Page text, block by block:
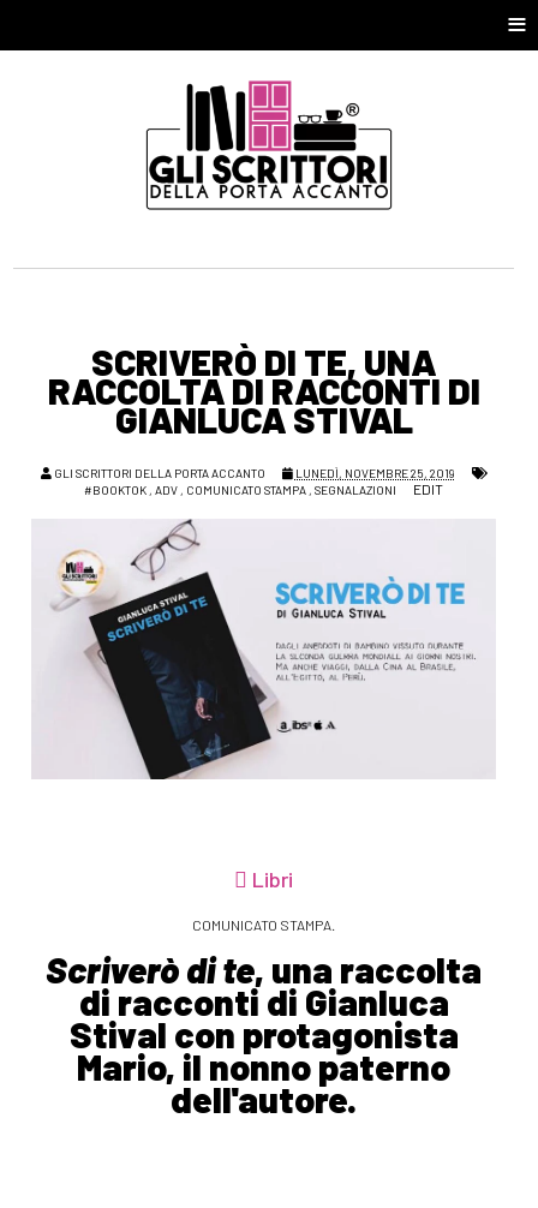
≡
SCRIVERÒ DI TE, UNA
RACCOLTA DI RACCONTI DI
GIANLUCA STIVAL
GLI SCRITTORI DELLA PORTA ACCANTO
LUNEDÌ, NOVEMBRE 25, 2019
#BOOKTOK ,ADV , COMUNICATO STAMPA ,SEGNALAZIONI EDIT
Libri
COMUNICATO STAMPA.
Scriverò di te, una raccolta
di racconti di Gianluca
Stival con protagonista
Mario, il nonno paterno
dell'autore.